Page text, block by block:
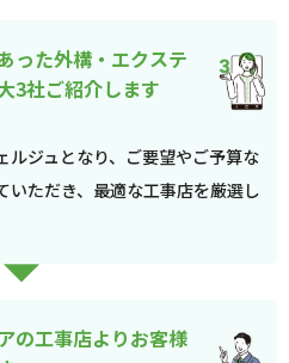
った外構・エクステ
3社ご紹介します
ルジュとなり、ご要望やご予算な
いただき、最適な工事店を厳選し
の工事店よりお客様